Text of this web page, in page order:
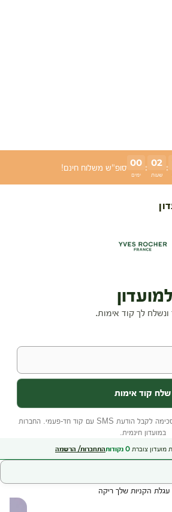
00
ימים
: 02
שעות
: סופ"ש משלוח חינם!
מועדון צוברת 0 נקודותהתחברות/ הרשמה
עגלת הקניות שלך ריקה